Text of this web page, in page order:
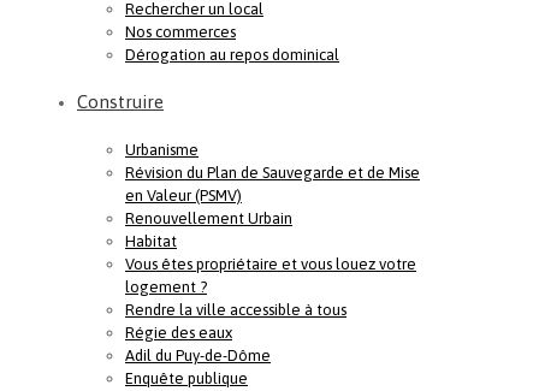
Rechercher un local
Nos commerces
Dérogation au repos dominical
Construire
Urbanisme
Révision du Plan de Sauvegarde et de Mise
en Valeur (PSMV)
Renouvellement Urbain
Habitat
Vous êtes propriétaire et vous louez votre
logement ?
Rendre la ville accessible à tous
Régie des eaux
Adil du Puy-de-Dôme
Enquête publique